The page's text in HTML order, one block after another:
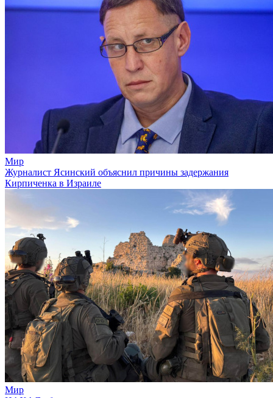
Мир
Журналист Ясинский объяснил причины задержания
Кирпиченка в Израиле
Мир